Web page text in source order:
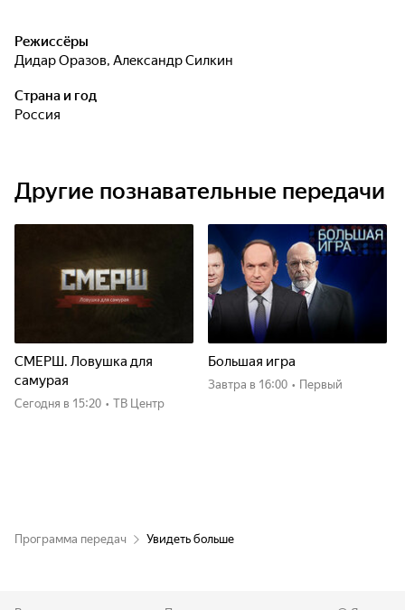
Режиссёры
Дидар Оразов, Александр Силкин
Страна и год
Россия
Другие познавательные передачи
СМЕРШ. Ловушка для
самурая
Сегодня в 15:20 • ТВ Центр
Большая игра
Завтра в 16:00 • Первый
Программа передач Увидеть больше